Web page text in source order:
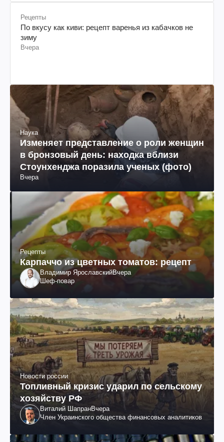
Рецепты
По вкусу как киви: рецепт варенья из кабачков не
зиму
Вчера
Наука
Изменяет представление о роли женщин
в бронзовый день: находка вблизи
Стоунхенджа поразила ученых (фото)
Вчера
Рецепты
Карпаччо из цветных томатов: рецепт
Владимир ЯрославскийВчера
Шеф-повар
Новости россии
Топливный кризис ударил по сельскому
хозяйству РФ
Виталий ШапранВчера
Член Украинского общества финансовых аналитиков